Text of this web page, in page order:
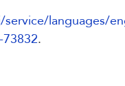
languages/
73832.